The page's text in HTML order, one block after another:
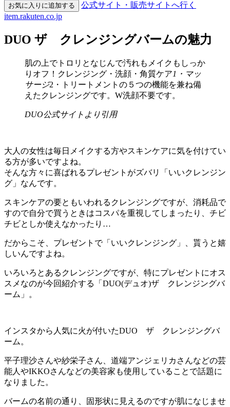
お気に入りに追加する
公式サイト・販売サイトへ行く
item.rakuten.co.jp
DUO ザ クレンジングバームの魅力
肌の上でトロリとなじんで汚れもメイクもしっか
りオフ！クレンジング・洗顔・角質ケア1・マッ
サージ2・トリートメントの５つの機能を兼ね備
えたクレンジングです。W洗顔不要です。
DUO公式サイトより引用
大人の女性は毎日メイクする方やスキンケアに気を付けてい
る方が多いですよね。
そんな方々に喜ばれるプレゼントがズバリ「いいクレンジン
グ」なんです。
スキンケアの要ともいわれるクレンジングですが、消耗品で
すので自分で買うときはコスパを重視してしまったり、チビ
チビとしか使えなかったり…
だからこそ、プレゼントで「いいクレンジング」、貰うと嬉
しいんですよね。
いろいろとあるクレンジングですが、特にプレゼントにオス
スメなのが今回紹介する「DUO(デュオ)ザ クレンジングバ
ーム」。
インスタから人気に火が付いたDUO ザ クレンジングバ
ーム。
平子理沙さんや紗栄子さん、道端アンジェリカさんなどの芸
能人やIKKOさんなどの美容家も使用していることで話題に
なりました。
バームの名前の通り、固形状に見えるのですが肌になじませ